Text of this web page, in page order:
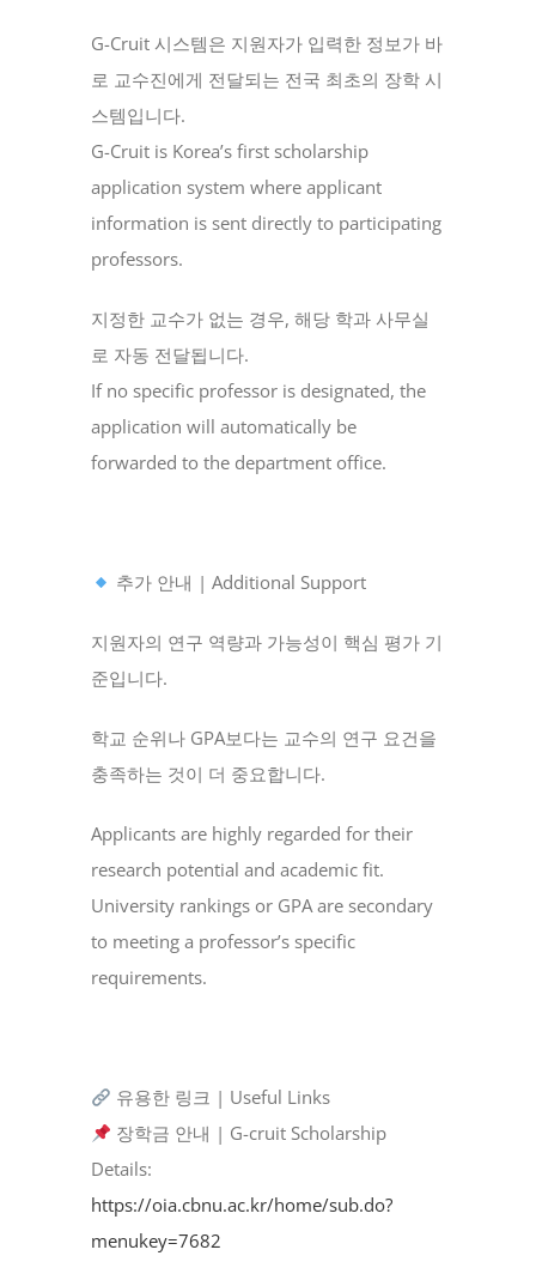
G-Cruit 시스템은 지원자가 입력한 정보가 바
로 교수진에게 전달되는 전국 최초의 장학 시
스템입니다.
G-Cruit is Korea’s first scholarship
application system where applicant
information is sent directly to participating
professors.
지정한 교수가 없는 경우, 해당 학과 사무실
로 자동 전달됩니다.
If no specific professor is designated, the
application will automatically be
forwarded to the department office.
추가 안내 | Additional Support
지원자의 연구 역량과 가능성이 핵심 평가 기
준입니다.
학교 순위나 GPA보다는 교수의 연구 요건을
충족하는 것이 더 중요합니다.
Applicants are highly regarded for their
research potential and academic fit.
University rankings or GPA are secondary
to meeting a professor’s specific
requirements.
유용한 링크 | Useful Links
장학금 안내 | G-cruit Scholarship
Details:
https://oia.cbnu.ac.kr/home/sub.do?
menukey=7682